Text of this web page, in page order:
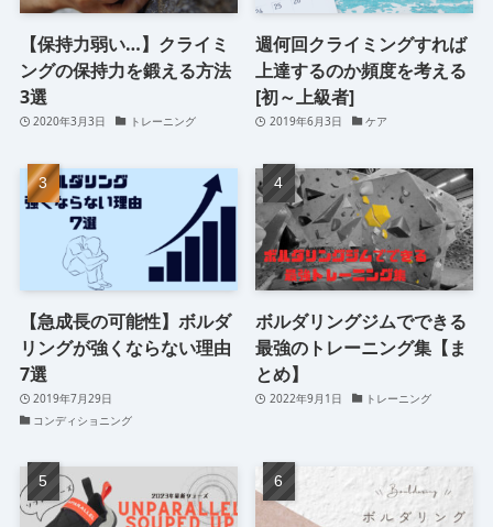
【保持力弱い…】クライミ
ングの保持力を鍛える方法
3選
2020年3月3日 トレーニング
週何回クライミングすれば
上達するのか頻度を考える
[初～上級者]
2019年6月3日 ケア
【急成長の可能性】ボルダ
リングが強くならない理由
7選
2019年7月29日
コンディショニング
ボルダリングジムでできる
最強のトレーニング集【ま
とめ】
2022年9月1日 トレーニング